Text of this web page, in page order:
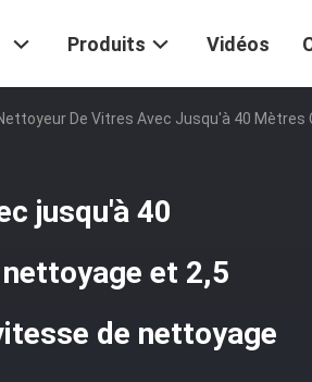
Produits Vidéos
De Vitres Avec Jusqu'à 40
jusqu'à 40
et 2,5
de nettoyage